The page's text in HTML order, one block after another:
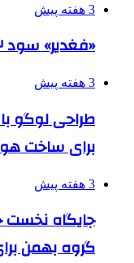
3 هفته پیش
«فغدیر» سود ۷۶۲ ریالی تقسیم کرد
3 هفته پیش
طراحی لوگو
برای ساخت
3 هفته پیش
جایگاه
گروه بهمن